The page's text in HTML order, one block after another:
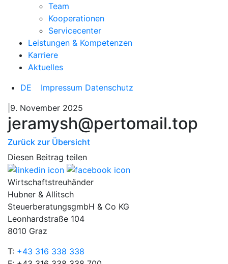
Team
Kooperationen
Servicecenter
Leistungen & Kompetenzen
Karriere
Aktuelles
DE
Impressum Datenschutz
|9. November 2025
jeramysh@pertomail.top
Zurück zur Übersicht
Diesen Beitrag teilen
Wirtschaftstreuhänder
Hubner & Allitsch
SteuerberatungsgmbH & Co KG
Leonhardstraße 104
8010 Graz
T: +43 316 338 338